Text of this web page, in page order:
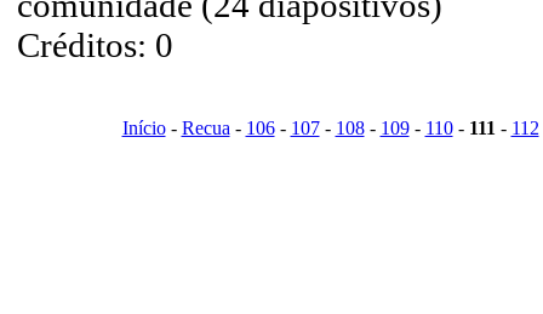
Créditos: 0
Início- Recua- 106- 107- 108- 109- 110- 111- 112